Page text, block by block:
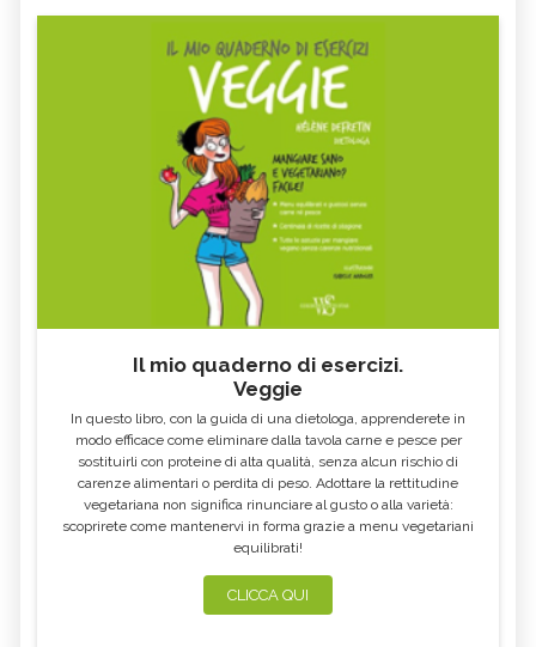
Il mio quaderno di esercizi.
Veggie
In questo libro, con la guida di una dietologa, apprenderete in
modo efficace come eliminare dalla tavola carne e pesce per
sostituirli con proteine di alta qualità, senza alcun rischio di
carenze alimentari o perdita di peso. Adottare la rettitudine
vegetariana non significa rinunciare al gusto o alla varietà:
scoprirete come mantenervi in forma grazie a menu vegetariani
equilibrati!
CLICCA QUI